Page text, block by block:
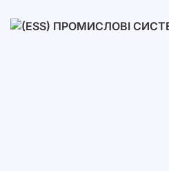
Низьковольтні